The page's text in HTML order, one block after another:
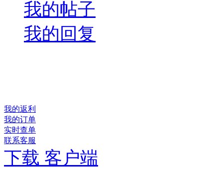
我的帖子
我的回复
我的返利
我的订单
实时查单
联系客服
下载 客户端